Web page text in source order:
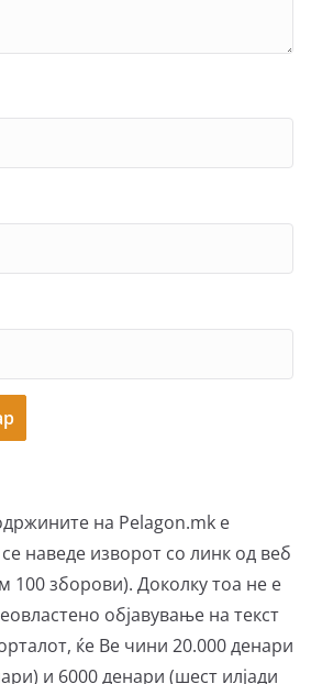
на Pelagon.mk е
наведе изворот со линк од веб
100 зборови). Доколку тоа не е
објавување на текст
ќе Ве чини 20.000 денари
и 6000 денари (шест илјади